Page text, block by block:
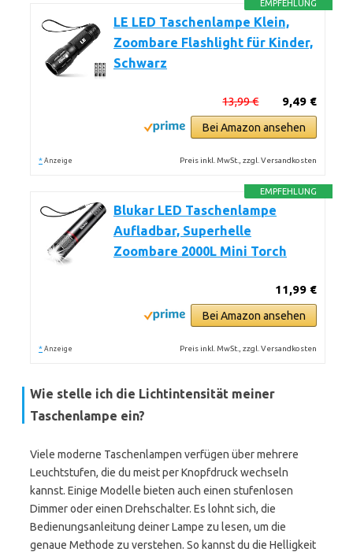
EMPFEHLUNG
LE LED Taschenlampe Klein,
Zoombare Flashlight für Kinder,
Schwarz
9,49 €
13,99 €
Bei Amazon ansehen
* Anzeige Preis inkl. MwSt., zzgl. Versandkosten
EMPFEHLUNG
Blukar LED Taschenlampe
Aufladbar, Superhelle
Zoombare 2000L Mini Torch
11,99 €
Bei Amazon ansehen
* Anzeige Preis inkl. MwSt., zzgl. Versandkosten
Wie stelle ich die Lichtintensität meiner
Taschenlampe ein?
Viele moderne Taschenlampen verfügen über mehrere
Leuchtstufen, die du meist per Knopfdruck wechseln
kannst. Einige Modelle bieten auch einen stufenlosen
Dimmer oder einen Drehschalter. Es lohnt sich, die
Bedienungsanleitung deiner Lampe zu lesen, um die
genaue Methode zu verstehen. So kannst du die Helligkeit